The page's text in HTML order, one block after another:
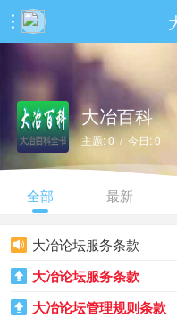

大冶百科
主题: 0 / 今日: 0
全部 最新
 大冶论坛服务条款
 大冶论坛服务条款
 大冶论坛管理规则条款